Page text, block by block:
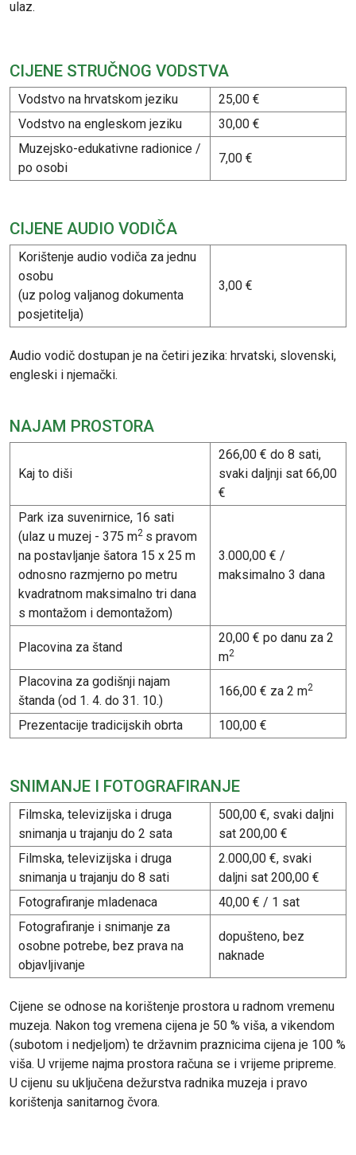
ulaz.
CIJENE STRUČNOG VODSTVA
Vodstvo na hrvatskom jeziku
25,00 €
Vodstvo na engleskom jeziku
30,00 €
Muzejsko-edukativne radionice /
po osobi
7,00 €
CIJENE AUDIO VODIČA
Korištenje audio vodiča za jednu
osobu
(uz polog valjanog dokumenta
posjetitelja)
3,00 €
Audio vodič dostupan je na četiri jezika: hrvatski, slovenski,
engleski i njemački.
NAJAM PROSTORA
Kaj to diši
266,00 € do 8 sati,
svaki daljnji sat 66,00
€
Park iza suvenirnice, 16 sati
(ulaz u muzej - 375 m2 s pravom
na postavljanje šatora 15 x 25 m
odnosno razmjerno po metru
kvadratnom maksimalno tri dana
s montažom i demontažom)
3.000,00 € /
maksimalno 3 dana
Placovina za štand
20,00 € po danu za 2
m2
Placovina za godišnji najam
štanda (od 1. 4. do 31. 10.)
166,00 € za 2 m2
Prezentacije tradicijskih obrta 100,00 €
SNIMANJE I FOTOGRAFIRANJE
Filmska, televizijska i druga
snimanja u trajanju do 2 sata
500,00 €, svaki daljni
sat 200,00 €
Filmska, televizijska i druga
snimanja u trajanju do 8 sati
2.000,00 €, svaki
daljni sat 200,00 €
Fotografiranje mladenaca
40,00 € / 1 sat
Fotografiranje i snimanje za
osobne potrebe, bez prava na
objavljivanje
dopušteno, bez
naknade
Cijene se odnose na korištenje prostora u radnom vremenu
muzeja. Nakon tog vremena cijena je 50 % viša, a vikendom
(subotom i nedjeljom) te državnim praznicima cijena je 100 %
viša. U vrijeme najma prostora računa se i vrijeme pripreme.
U cijenu su uključena dežurstva radnika muzeja i pravo
korištenja sanitarnog čvora.